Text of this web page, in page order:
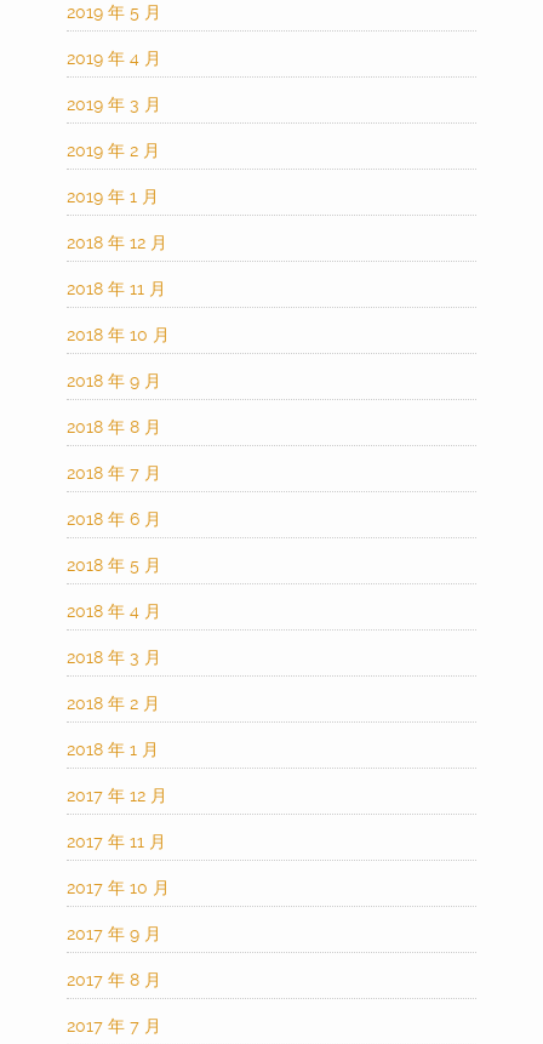
2019 年 5 月
2019 年 4 月
2019 年 3 月
2019 年 2 月
2019 年 1 月
2018 年 12 月
2018 年 11 月
2018 年 10 月
2018 年 9 月
2018 年 8 月
2018 年 7 月
2018 年 6 月
2018 年 5 月
2018 年 4 月
2018 年 3 月
2018 年 2 月
2018 年 1 月
2017 年 12 月
2017 年 11 月
2017 年 10 月
2017 年 9 月
2017 年 8 月
2017 年 7 月